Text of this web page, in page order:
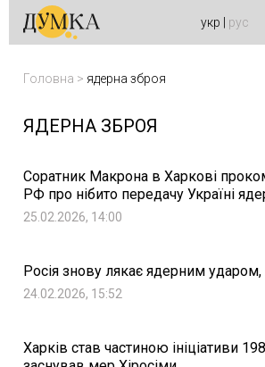
укр рус
Головна > ядерна зброя
ЯДЕРНА ЗБРОЯ
Соратник Макрона в Харкові
РФ про нібито передачу Україні
25.02.2026, 14:00
Росія знову лякає ядерним
24.02.2026, 15:52
Харків став частиною ініціативи